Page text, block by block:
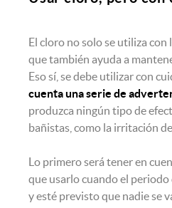
El cloro no solo se utiliza con
que también ayuda a
Eso sí, se debe utilizar con
cuenta una serie de
produzca ningún tipo de
bañistas, como la irritación
Lo primero será tener en
que usarlo cuando el
y esté previsto que nadie se